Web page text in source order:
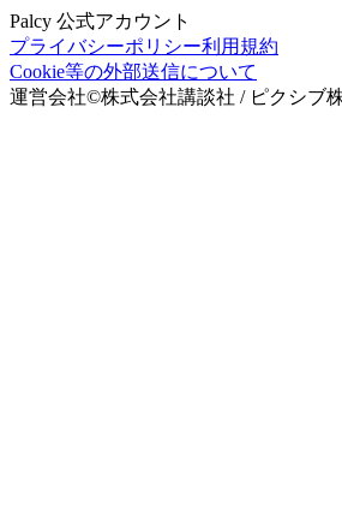
Palcy 公式アカウント
プライバシーポリシー利用規約
Cookie等の外部送信について
運営会社©株式会社講談社 / ピクシブ